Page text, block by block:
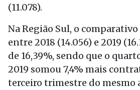
(11.078).
Na Região Sul, o
entre 2018 (14.056) e 2019
de 16,39%, sendo que o
2019 somou 7,4% mais
terceiro trimestre do mesmo